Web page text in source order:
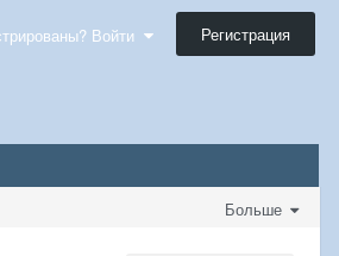
Войти Регистрация
Больше